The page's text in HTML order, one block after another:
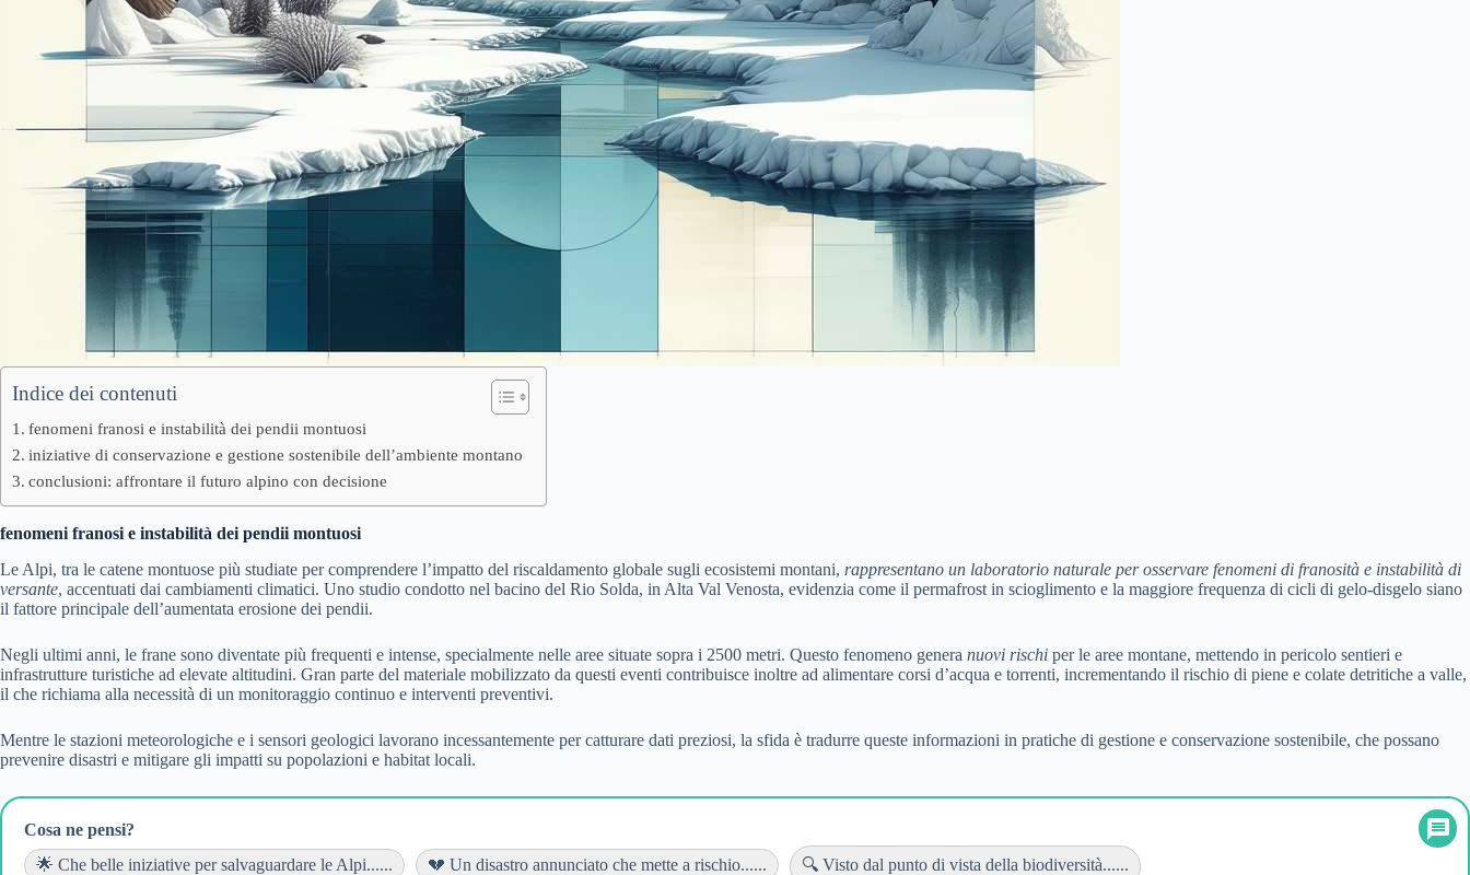
Indice dei contenuti
fenomeni franosi e instabilità dei pendii montuosi
iniziative di conservazione e gestione sostenibile dell’ambiente montano
conclusioni: affrontare il futuro alpino con decisione
fenomeni franosi e instabilità dei pendii montuosi
Le Alpi, tra le catene montuose più studiate per comprendere l’impatto del riscaldamento globale sugli ecosistemi montani, rappresentano un laboratorio naturale per osservare fenomeni di franosità e instabilità di
versante, accentuati dai cambiamenti climatici. Uno studio condotto nel bacino del Rio Solda, in Alta Val Venosta, evidenzia come il permafrost in scioglimento e la maggiore frequenza di cicli di gelo-disgelo siano
il fattore principale dell’aumentata erosione dei pendii.
Negli ultimi anni, le frane sono diventate più frequenti e intense, specialmente nelle aree situate sopra i 2500 metri. Questo fenomeno genera nuovi rischi per le aree montane, mettendo in pericolo sentieri e
infrastrutture turistiche ad elevate altitudini. Gran parte del materiale mobilizzato da questi eventi contribuisce inoltre ad alimentare corsi d’acqua e torrenti, incrementando il rischio di piene e colate detritiche a valle,
il che richiama alla necessità di un monitoraggio continuo e interventi preventivi.
Mentre le stazioni meteorologiche e i sensori geologici lavorano incessantemente per catturare dati preziosi, la sfida è tradurre queste informazioni in pratiche di gestione e conservazione sostenibile, che possano
prevenire disastri e mitigare gli impatti su popolazioni e habitat locali.
Cosa ne pensi?
🌟 Che belle iniziative per salvaguardare le Alpi......
💔 Un disastro annunciato che mette a rischio...... 🔍 Visto dal punto di vista della biodiversità......